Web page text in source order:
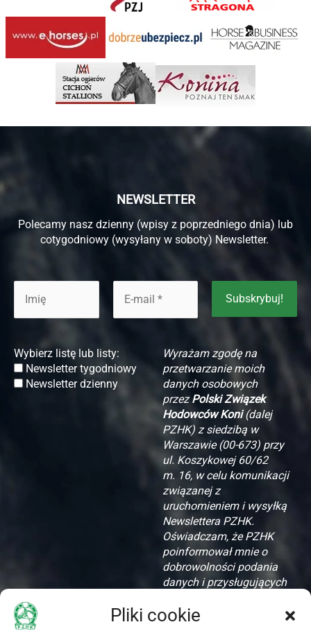
Pliki cookie
NEWSLETTER
Polecamy nasz dzienny (wpisy z poprzedniego dnia) lub
cotygodniowy (wysyłany w soboty) Newsletter.
Wybierz listę lub listy:
Newsletter tygodniowy
Newsletter dzienny
Wyrażam zgodę na
przetwarzanie moich
danych osobowych
przezPolski Związek
Hodowców Koni(dalej
PZHK) z siedzibą w
Warszawie (00-673) przy
ul. Koszykowej 60/62
m. 16, w celu komunikacji
związanej z
uruchomieniem i wysyłką
Newslettera PZHK.
Oświadczam, że PZHK
poinformował mnie o
dobrowolności podania
danych i przysługujących
szczególności o prawie